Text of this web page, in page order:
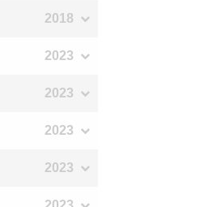
2018
2023
2023
2023
2023